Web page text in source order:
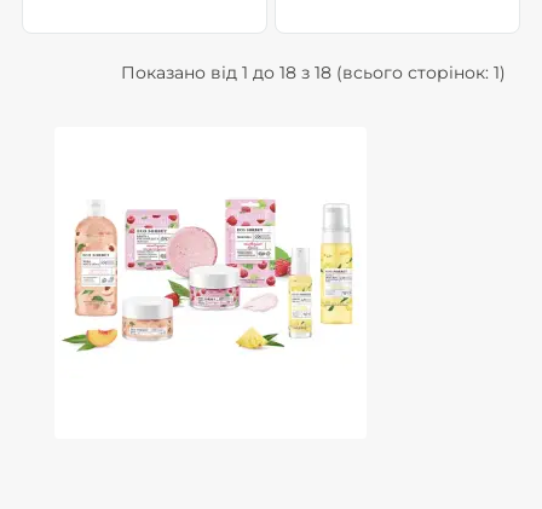
Показано від 1 до 18 з 18 (всього сторінок: 1)